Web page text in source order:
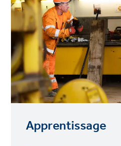
Apprentissage